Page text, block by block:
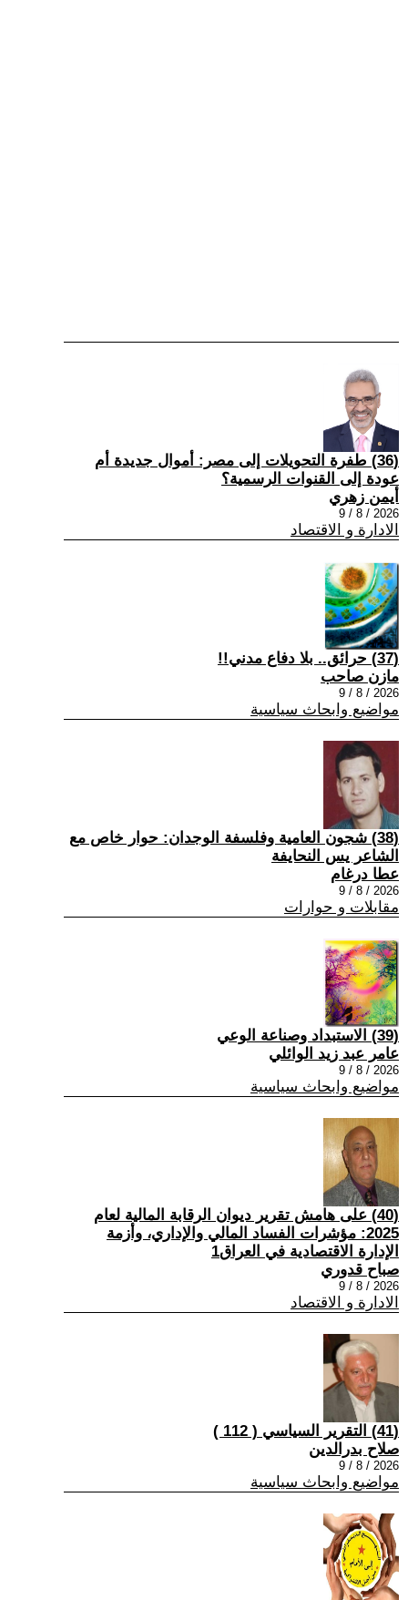
(36) طفرة التحويلات إلى مصر: أموال جديدة أم
عودة إلى القنوات الرسمية؟
أيمن زهري
2026 / 8 / 9
الادارة و الاقتصاد
(37) حرائق.. بلا دفاع مدني!!
مازن صاحب
2026 / 8 / 9
مواضيع وابحاث سياسية
(38) شجون العامية وفلسفة الوجدان: حوار خاص مع
الشاعر يس النحايفة
عطا درغام
2026 / 8 / 9
مقابلات و حوارات
(39) الاستبداد وصناعة الوعي
عامر عبد زيد الوائلي
2026 / 8 / 9
مواضيع وابحاث سياسية
(40) على هامش تقرير ديوان الرقابة المالية لعام
2025: مؤشرات الفساد المالي والإداري، وأزمة
الإدارة الاقتصادية في العراق1
صباح قدوري
2026 / 8 / 9
الادارة و الاقتصاد
(41) التقرير السياسي ( 112 )
صلاح بدرالدين
2026 / 8 / 9
مواضيع وابحاث سياسية